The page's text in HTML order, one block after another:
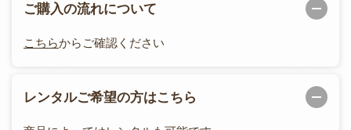
ご購入の流れについて
こちらからご確認ください
レンタルご希望の方はこちら